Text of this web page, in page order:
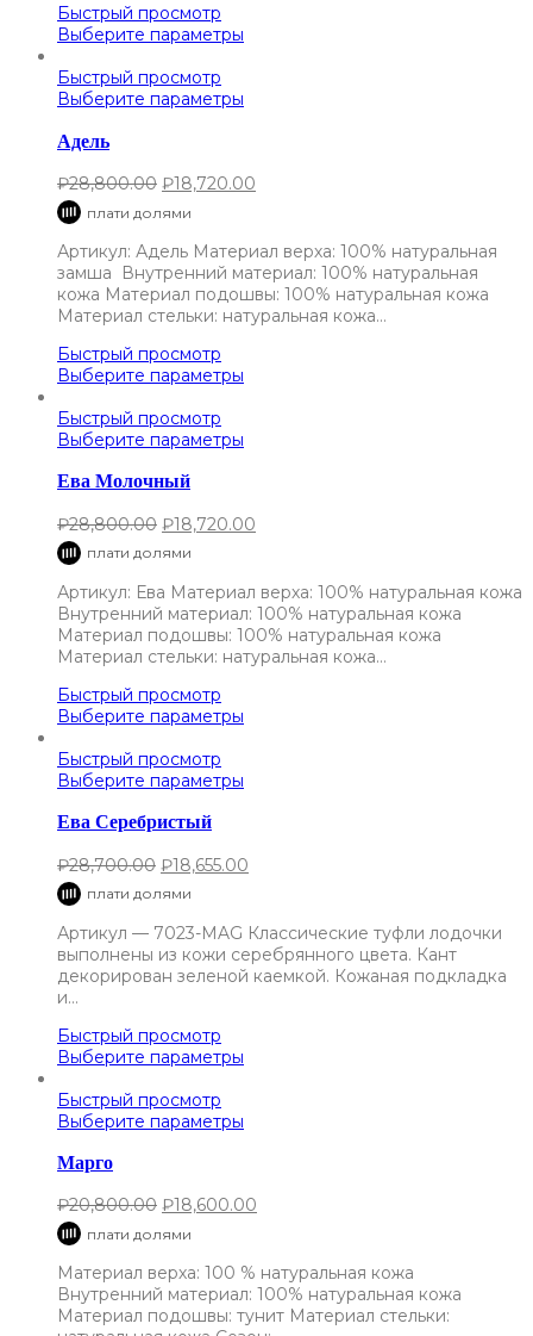
Быстрый просмотр
Выберите параметры
Быстрый просмотр
Выберите параметры
Адель
₽28,800.00 ₽18,720.00
плати долями
Артикул: Адель Материал верха: 100% натуральная
замша Внутренний материал: 100% натуральная
кожа Материал подошвы: 100% натуральная кожа
Материал стельки: натуральная кожа…
Быстрый просмотр
Выберите параметры
Быстрый просмотр
Выберите параметры
Ева Молочный
₽28,800.00 ₽18,720.00
плати долями
Артикул: Ева Материал верха: 100% натуральная кожа
Внутренний материал: 100% натуральная кожа
Материал подошвы: 100% натуральная кожа
Материал стельки: натуральная кожа…
Быстрый просмотр
Выберите параметры
Быстрый просмотр
Выберите параметры
Ева Серебристый
₽28,700.00 ₽18,655.00
плати долями
Артикул — 7023-MAG Классические туфли лодочки
выполнены из кожи серебрянного цвета. Кант
декорирован зеленой каемкой. Кожаная подкладка
и…
Быстрый просмотр
Выберите параметры
Быстрый просмотр
Выберите параметры
Марго
₽20,800.00 ₽18,600.00
плати долями
Материал верха: 100 % натуральная кожа
Внутренний материал: 100% натуральная кожа
Материал подошвы: тунит Материал стельки: